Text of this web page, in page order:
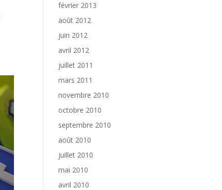
février 2013
août 2012
juin 2012
avril 2012
juillet 2011
mars 2011
novembre 2010
octobre 2010
septembre 2010
août 2010
juillet 2010
mai 2010
avril 2010